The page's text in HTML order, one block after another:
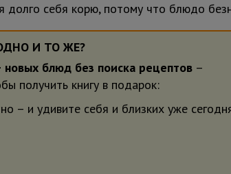
я долго себя корю, потому что блюдо
И ТО ЖЕ?
новых блюд без поиска рецептов –
получить книгу в подарок:
– и удивите себя и близких уже